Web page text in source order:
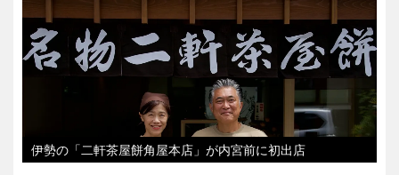
伊勢の「二軒茶屋餅角屋本店」が内宮前に初出店